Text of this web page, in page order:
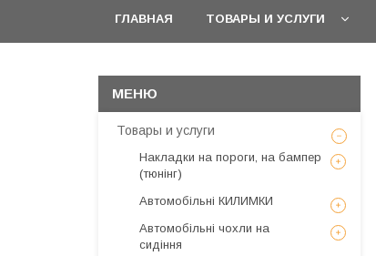
ГЛАВНАЯ ТОВАРЫ И УСЛУГИ
Товары и услуги
Накладки на пороги, на бампер
(тюнінг)
Автомобільні КИЛИМКИ
Автомобільні чохли на
сидіння